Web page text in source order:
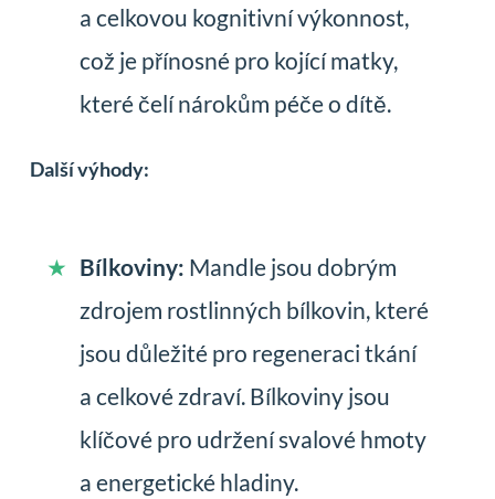
a celkovou kognitivní výkonnost,
což je přínosné pro kojící matky,
které čelí nárokům péče o dítě.
Další výhody:
Bílkoviny: Mandle jsou dobrým
zdrojem rostlinných bílkovin, které
jsou důležité pro regeneraci tkání
a celkové zdraví. Bílkoviny jsou
klíčové pro udržení svalové hmoty
a energetické hladiny.